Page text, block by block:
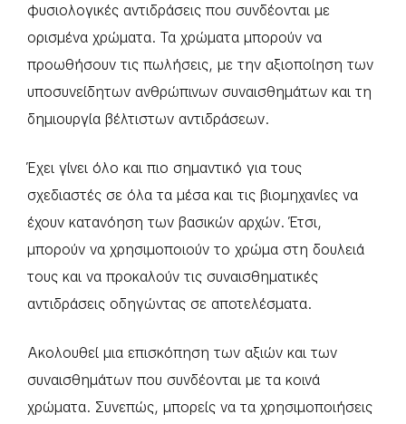
φυσιολογικές αντιδράσεις που συνδέονται με
ορισμένα χρώματα. Τα χρώματα μπορούν να
προωθήσουν τις πωλήσεις, με την αξιοποίηση των
υποσυνείδητων ανθρώπινων συναισθημάτων και τη
δημιουργία βέλτιστων αντιδράσεων.
Έχει γίνει όλο και πιο σημαντικό για τους
σχεδιαστές σε όλα τα μέσα και τις βιομηχανίες να
έχουν κατανόηση των βασικών αρχών. Έτσι,
μπορούν να χρησιμοποιούν το χρώμα στη δουλειά
τους και να προκαλούν τις συναισθηματικές
αντιδράσεις οδηγώντας σε αποτελέσματα.
Ακολουθεί μια επισκόπηση των αξιών και των
συναισθημάτων που συνδέονται με τα κοινά
χρώματα. Συνεπώς, μπορείς να τα χρησιμοποιήσεις